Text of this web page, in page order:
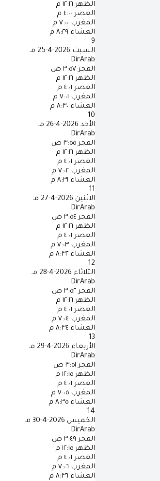
الظهر ١٢:١٦ م
العصر ٤:٠٠ م
المغرب ٧:٠٠ م
العشاء ٨:٢٩ م
9
السبت 2026-4-25 مـ
DirArab
الفجر ٣:٥٧ ص
الظهر ١٢:١٦ م
العصر ٤:٠١ م
المغرب ٧:٠١ م
العشاء ٨:٣٠ م
10
الأحد 2026-4-26 مـ
DirArab
الفجر ٣:٥٥ ص
الظهر ١٢:١٦ م
العصر ٤:٠١ م
المغرب ٧:٠٢ م
العشاء ٨:٣١ م
11
الاثنين 2026-4-27 مـ
DirArab
الفجر ٣:٥٤ ص
الظهر ١٢:١٦ م
العصر ٤:٠١ م
المغرب ٧:٠٣ م
العشاء ٨:٣٢ م
12
الثلاثاء 2026-4-28 مـ
DirArab
الفجر ٣:٥٢ ص
الظهر ١٢:١٦ م
العصر ٤:٠١ م
المغرب ٧:٠٤ م
العشاء ٨:٣٤ م
13
الأربعاء 2026-4-29 مـ
DirArab
الفجر ٣:٥١ ص
الظهر ١٢:١٥ م
العصر ٤:٠١ م
المغرب ٧:٠٥ م
العشاء ٨:٣٥ م
14
الخميس 2026-4-30 مـ
DirArab
الفجر ٣:٤٩ ص
الظهر ١٢:١٥ م
العصر ٤:٠١ م
المغرب ٧:٠٦ م
العشاء ٨:٣٦ م